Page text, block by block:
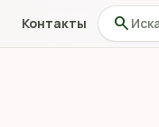
Контакты Поиск по
search